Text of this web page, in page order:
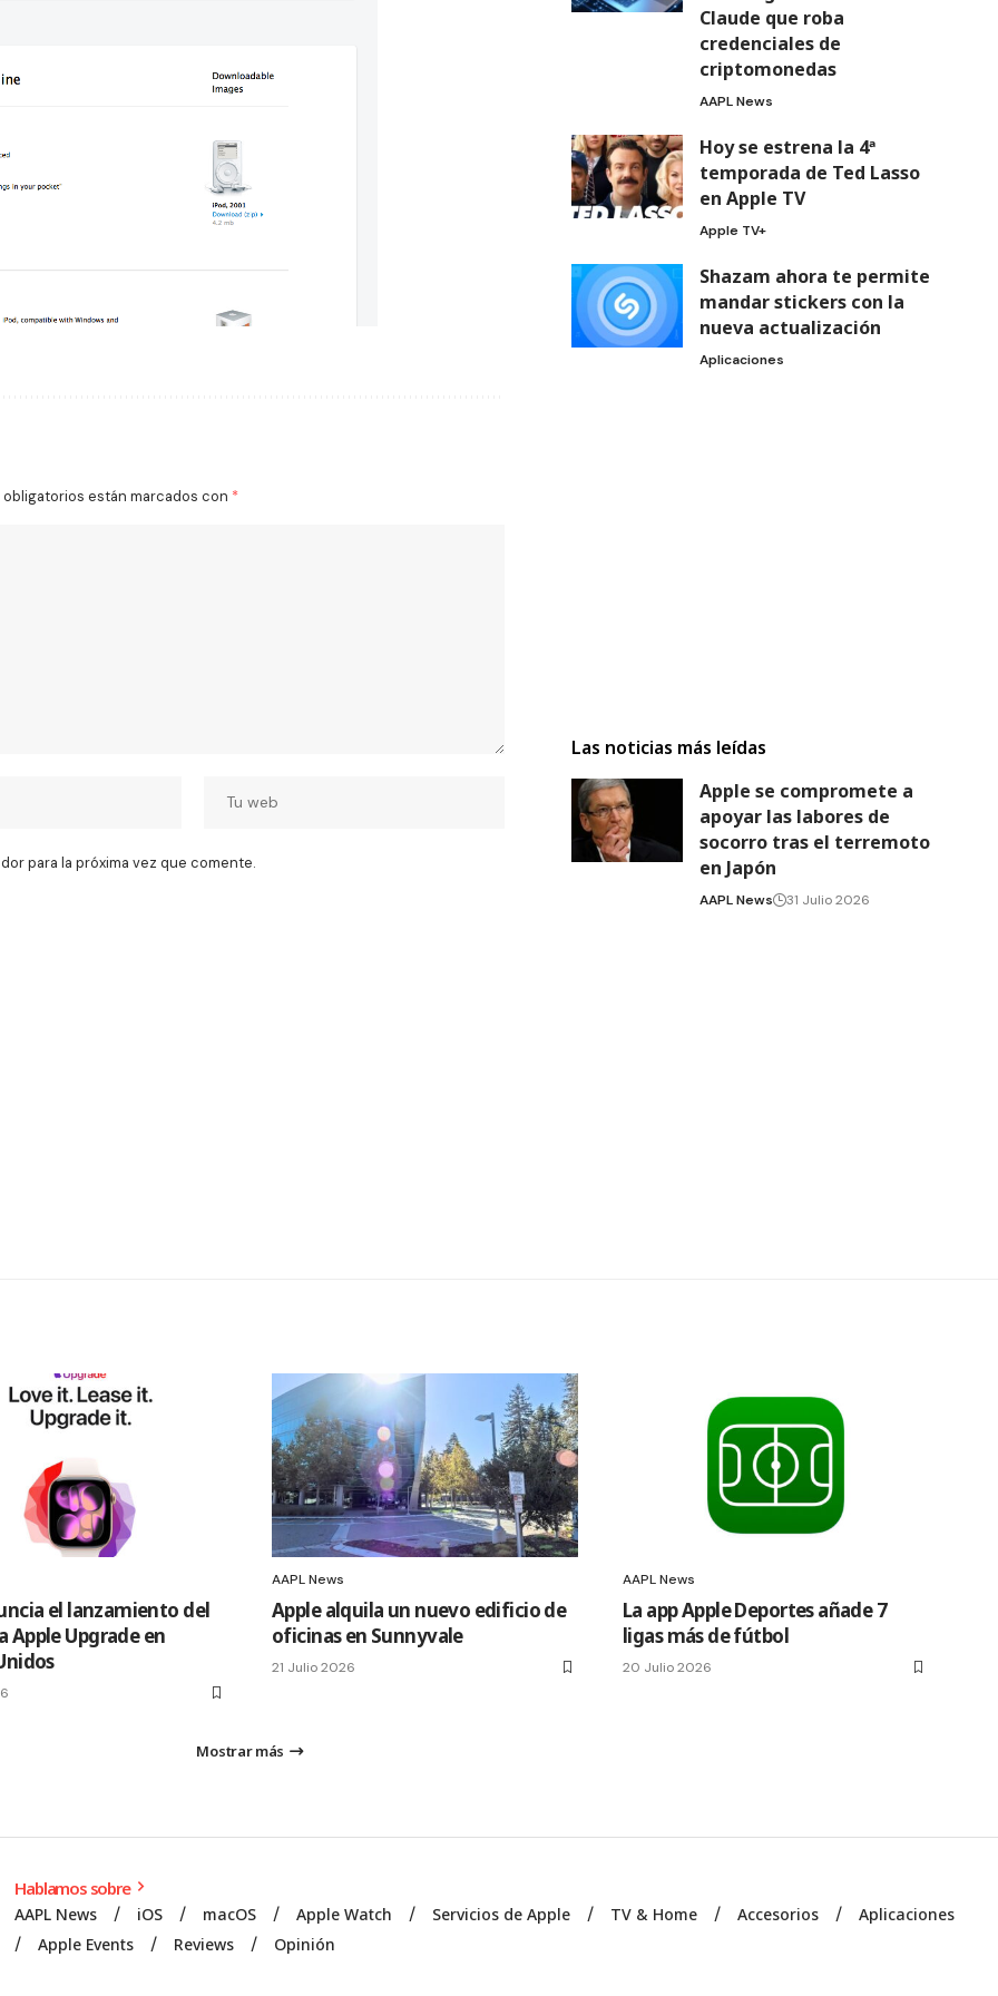
obligatorios están marcados con *
para la próxima vez que comente.
Claude que roba
credenciales de
criptomonedas
AAPL News
Hoy se estrena la 4ª
temporada de Ted Lasso
en Apple TV
Apple TV+
Shazam ahora te permite
mandar stickers con la
nueva actualización
Aplicaciones
Las noticias más leídas
Apple se compromete a
apoyar las labores de
socorro tras el terremoto
en Japón
AAPL News 31 Julio 2026
el lanzamiento del
Apple Upgrade en
AAPL News
Apple alquila un nuevo edificio de
oficinas en Sunnyvale
21 Julio 2026
AAPL News
La app Apple Deportes añade 7
ligas más de fútbol
20 Julio 2026
Mostrar más
Hablamos sobre
AAPL News iOS macOS Apple Watch Servicios de Apple TV & Home Accesorios
Aplicaciones
Apple Events
Reviews Opinión